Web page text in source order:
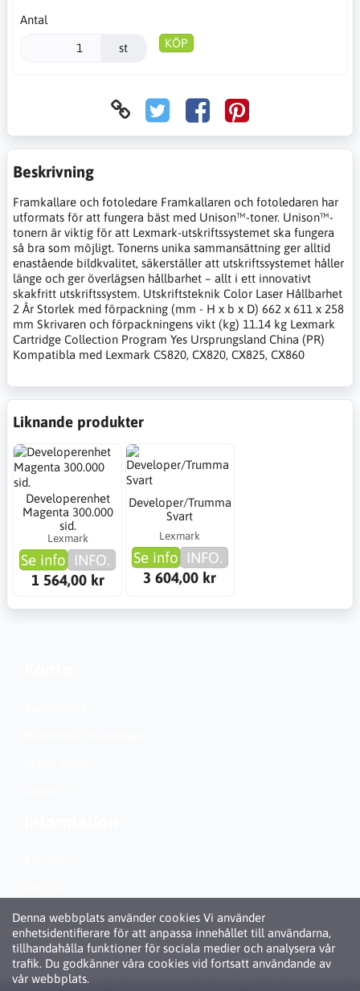
Antal
st KÖP
Beskrivning
Framkallare och fotoledare Framkallaren och fotoledaren har
utformats för att fungera bäst med Unison™-toner. Unison™-
tonern är viktig för att Lexmark-utskriftssystemet ska fungera
så bra som möjligt. Tonerns unika sammansättning ger alltid
enastående bildkvalitet, säkerställer att utskriftssystemet håller
länge och ger överlägsen hållbarhet – allt i ett innovativt
skakfritt utskriftssystem. Utskriftsteknik Color Laser Hållbarhet
2 År Storlek med förpackning (mm - H x b x D) 662 x 611 x 258
mm Skrivaren och förpackningens vikt (kg) 11.14 kg Lexmark
Cartridge Collection Program Yes Ursprungsland China (PR)
Kompatibla med Lexmark CS820, CX820, CX825, CX860
Liknande produkter
Developerenhet
Magenta 300.000
sid.
Lexmark
Se info INFO.
1 564,00 kr
Developer/Trumma
Svart
Lexmark
Se info INFO.
3 604,00 kr
Denna webbplats använder cookies Vi använder
enhetsidentifierare för att anpassa innehållet till användarna,
tillhandahålla funktioner för sociala medier och analysera vår
trafik. Du godkänner våra cookies vid fortsatt användande av
vår webbplats.
Personuppgiftspolicy (GDPR)
Om Cookies